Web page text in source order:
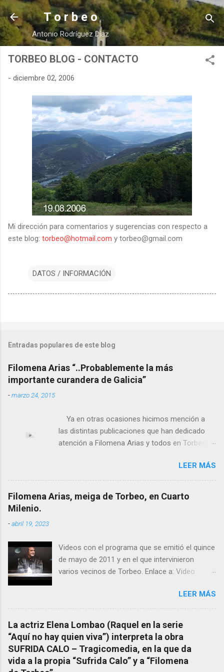
Ir al contenido principal
T o r b e o
Antonio Rodríguez Díaz
TORBEO BLOG - CONTACTO
- diciembre 02, 2006
Mi dirección para comentarios y sugerencias con respecto a
este blog: torbeo@hotmail.com y torbeo@gmail.com
DATOS / INFORMACIÓN
Entradas populares de este blog
Filomena Arias “..Probablemente la más
importante curandera de Galicia”
-marzo 24, 2015
Ya en otras ocasiones hicimos mención a
las distintas publicaciones que han dedicado
atención a Filomena Arias y todos en Torbeo
el pasado siglo tuvo esta “curandeira” por sus
“obras y milagros”, pero también como
excelente difusora del nombre de nuestro
pueblo, no en vano es reconocida por muchos
mención a ANTON PATIÑO REGUEIRA (ya
fallecido) cuyo empeño por estudiar y dar a
conocer a esta “sabia” y por ende a Torbeo no
También reproducimos integro el articulo que
en el año 2000 publico Ángel Arnaiz recogiendo
información de primera mano que le
suministraron David (nieto de Filomena) y
algunos vecinos mas del pueblo.
Dejamos para otro momento la ...
LEER MÁS
Filomena Arias, meiga de Torbeo, en Cuarto
Milenio.
-abril 19, 2023
Videos con el programa que se emitió el quince
de mayo de 2011 y en el que intervinieron
varios vecinos de Torbeo. Enlace a: Video
completo emitido en CUARTO MILENIO En
Facebook otra copia con mejor resolución:
Facebook CUARTO MILENIO - Filomena Arias.
LEER MÁS
La actriz Elena Lombao (Raquel en la serie
“Aquí no hay quien viva”) interpreta la obra
SUFRIDA CALO – Tragicomedia, en la que da
vida a la propia “Sufrida Calo” y a “Filomena